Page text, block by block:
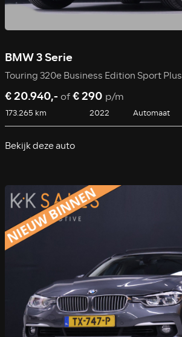
BMW 3 Serie
Touring 320e Business Edition Sport Plus
€ 20.940,- of€ 290 p/m
173.265 km 2022 Automaat
Bekijk deze auto